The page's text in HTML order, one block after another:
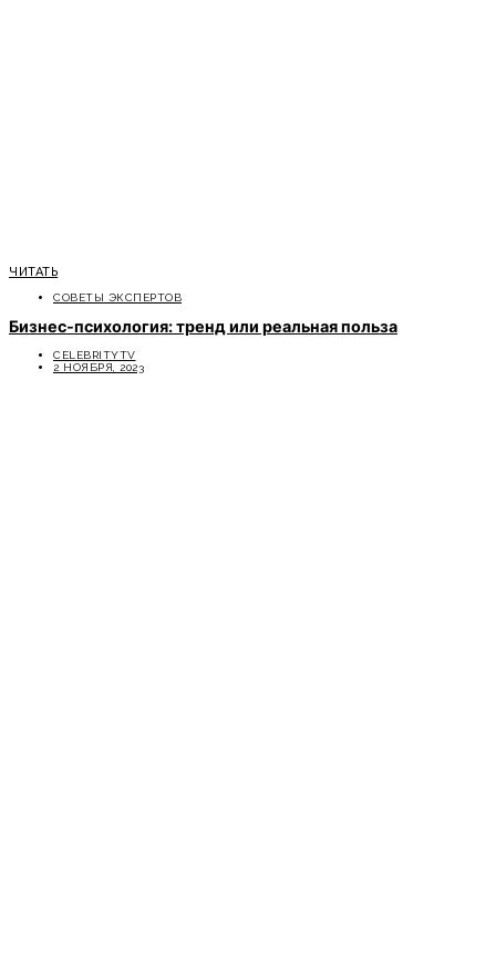
ЧИТАТЬ
СОВЕТЫ ЭКСПЕРТОВ
Бизнес-психология: тренд или реальная польза
CELEBRITYTV
2 НОЯБРЯ, 2023